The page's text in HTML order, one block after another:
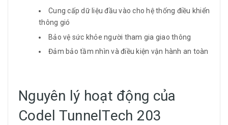
Cung cấp dữ liệu đầu vào cho hệ thống điều khiển
thông gió
Bảo vệ sức khỏe người tham gia giao thông
Đảm bảo tầm nhìn và điều kiện vận hành an toàn
Nguyên lý hoạt động của
Codel TunnelTech 203